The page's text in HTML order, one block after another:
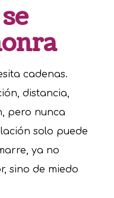
cadenas.
distancia,
pero nunca
solo puede
ya no
sino de miedo